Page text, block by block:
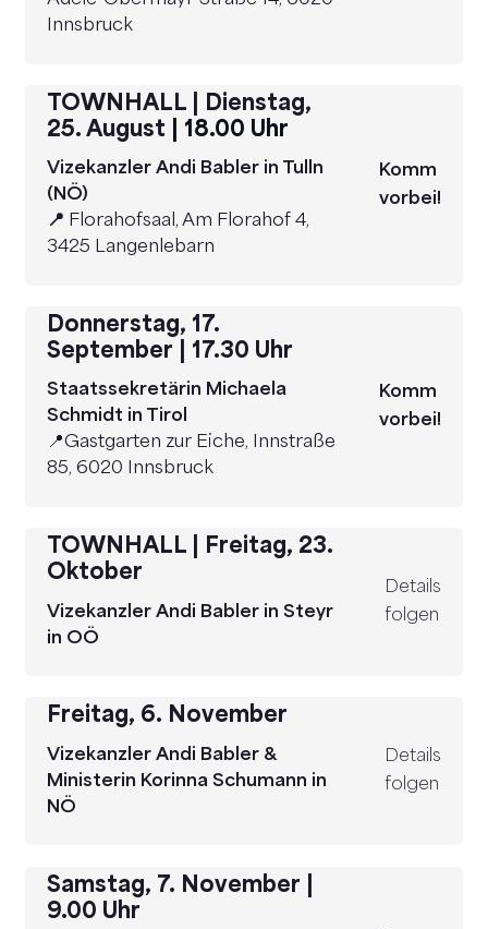
Innsbruck
TOWNHALL | Dienstag,
25. August | 18.00 Uhr
Vizekanzler Andi Babler in Tulln
(NÖ)
📍 Florahofsaal, Am Florahof 4,
3425 Langenlebarn
Komm
vorbei!
Donnerstag, 17.
September | 17.30 Uhr
Staatssekretärin Michaela
Schmidt in Tirol
📍Gastgarten zur Eiche, Innstraße
85, 6020 Innsbruck
Komm
vorbei!
TOWNHALL | Freitag, 23.
Oktober
Vizekanzler Andi Babler in Steyr
in OÖ
Details
folgen
Freitag, 6. November
Vizekanzler Andi Babler &
Ministerin Korinna Schumann in
NÖ
Details
folgen
Samstag, 7. November |
9.00 Uhr